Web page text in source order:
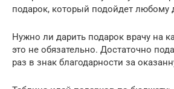
подарок, который подойдет любому
Нужно ли дарить подарок врачу на
это не обязательно. Достаточно
раз в знак благодарности за